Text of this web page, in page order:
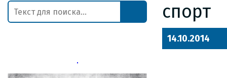
спорт
14.10.2014